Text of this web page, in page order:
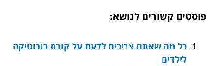
פוסטים קשורים לנושא:
כל מה שאתם צריכים לדעת על קורס רובוטיקה
לילדים